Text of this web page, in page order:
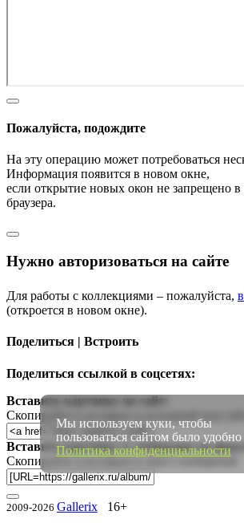
Пожалуйста, подождите
На эту операцию может потребоваться
Информация появится в новом окне,
если открытие новых окон не запрещено в
браузера.
Нужно авторизоваться на сайте
Для работы с коллекциями – пожалуйста,
(откроется в новом окне).
Поделиться | Встроить
Поделиться ссылкой в соцсетях:
Вставить картинку на сайт:
Скопируйте и вставьте в исходный код
Вставить картинку в сообщение на
Скопируйте и вставьте в текст сообщения
2009-2026 Gallerix 16+
Мы используем куки, чтобы
пользоваться сайтом было удобно
Политика конфиденциальности